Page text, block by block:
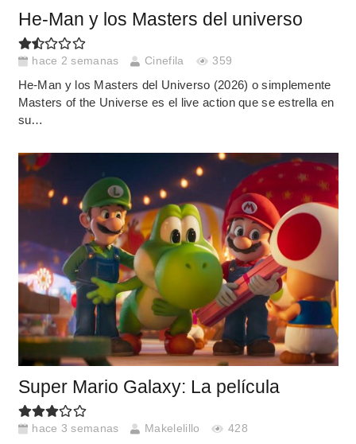
He-Man y los Masters del universo
hace 2 semanas Cinefila 359
He-Man y los Masters del Universo (2026) o simplemente
Masters of the Universe es el live action que se estrella en
su…
Super Mario Galaxy: La película
hace 3 semanas Makelelillo 428